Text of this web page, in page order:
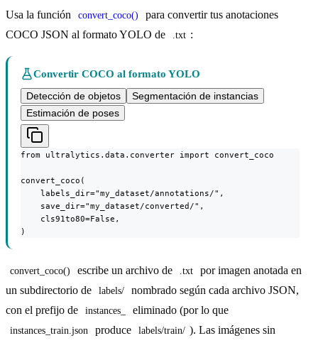
Usa la función convert_coco()
para convertir tus anotaciones
COCO JSON al formato YOLO de
.txt :
Convertir COCO al formato YOLO
Detección de objetos
Segmentación de instancias
Estimación de poses
from ultralytics.data.converter import convert_coco
convert_coco(
    labels_dir="my_dataset/annotations/",
    save_dir="my_dataset/converted/",
    cls91to80=False,
)
convert_coco() escribe un archivo de .txt
por imagen anotada en
un subdirectorio de
labels/
nombrado según cada archivo JSON,
con el prefijo de
instances_ eliminado (por lo que
instances_train.json produce labels/train/ ). Las imágenes sin